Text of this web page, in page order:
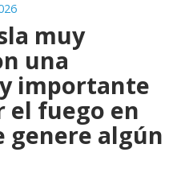
muy
una
importante
el fuego en
genere algún